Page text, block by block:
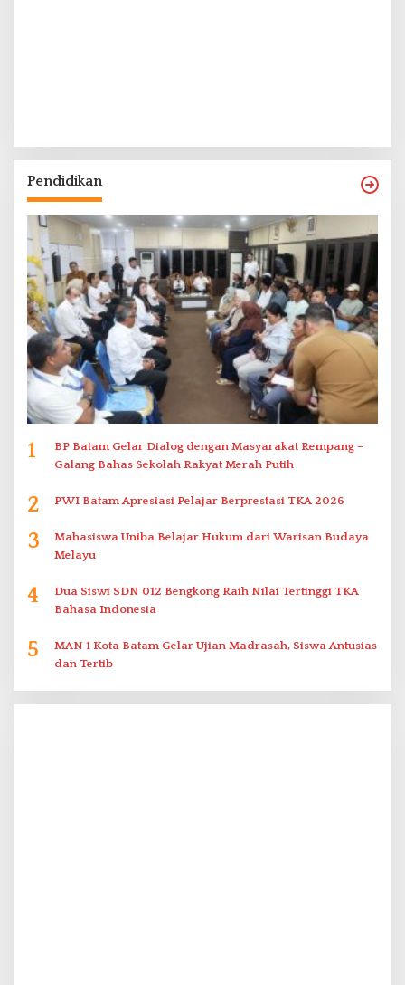
Pendidikan
1
BP Batam Gelar Dialog dengan Masyarakat Rempang –
Galang Bahas Sekolah Rakyat Merah Putih
2 PWI Batam Apresiasi Pelajar Berprestasi TKA 2026
3
Mahasiswa Uniba Belajar Hukum dari Warisan Budaya
Melayu
4
Dua Siswi SDN 012 Bengkong Raih Nilai Tertinggi TKA
Bahasa Indonesia
5
MAN 1 Kota Batam Gelar Ujian Madrasah, Siswa Antusias
dan Tertib